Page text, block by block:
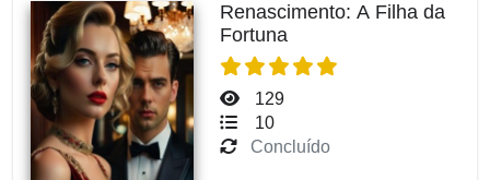
Renascimento: A Filha da
Fortuna
129
10
Concluído